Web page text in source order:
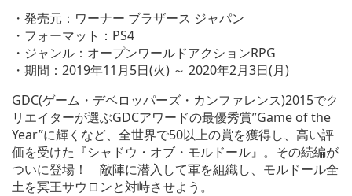
・発売元：ワーナー ブラザース ジャパン
・フォーマット：PS4
・ジャンル：オープンワールドアクションRPG
・期間：2019年11月5日(火) ～ 2020年2月3日(月)
GDC(ゲーム・デベロッパーズ・カンファレンス)2015でク
リエイターが選ぶGDCアワードの最優秀賞”Game of the
Year”に輝くなど、全世界で50以上の賞を獲得し、高い評
価を受けた『シャドウ・オブ・モルドール』。その続編が
ついに登場！ 敵陣に潜入して軍を組織し、モルドール全
土を冥王サウロンと対峙させよう。